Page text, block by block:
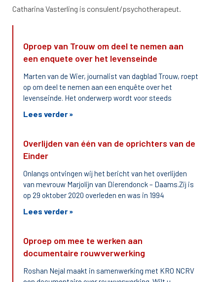
Catharina Vasterling is consulent/psychotherapeut.
Oproep van Trouw om deel te nemen aan
een enquete over het levenseinde
Marten van de Wier, journalist van dagblad Trouw, roept
op om deel te nemen aan een enquête over het
levenseinde. Het onderwerp wordt voor steeds
Lees verder »
Overlijden van één van de oprichters van de
Einder
Onlangs ontvingen wij het bericht van het overlijden
van mevrouw Marjolijn van Dierendonck – Daams.Zij is
op 29 oktober 2020 overleden en was in 1994
Lees verder »
Oproep om mee te werken aan
documentaire rouwverwerking
Roshan Nejal maakt in samenwerking met KRO NCRV